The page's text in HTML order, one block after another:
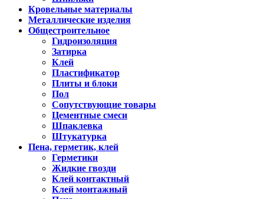
Кровельные материалы
Металлические изделия
Общестроительное
Гидроизоляция
Затирка
Клей
Пластификатор
Плиты и блоки
Пол
Сопутствующие товары
Цементные смеси
Шпаклевка
Штукатурка
Пена, герметик, клей
Герметики
Жидкие гвозди
Клей контактный
Клей монтажный